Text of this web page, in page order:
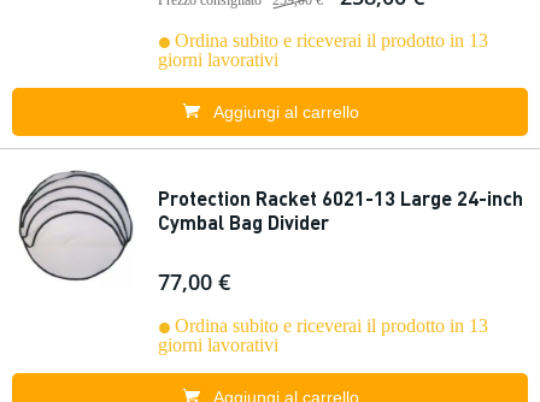
Ordina subito e riceverai il prodotto in 13
giorni lavorativi
Aggiungi al carrello
Protection Racket 6021-13 Large 24-inch
Cymbal Bag Divider
77,00 €
Ordina subito e riceverai il prodotto in 13
giorni lavorativi
Aggiungi al carrello